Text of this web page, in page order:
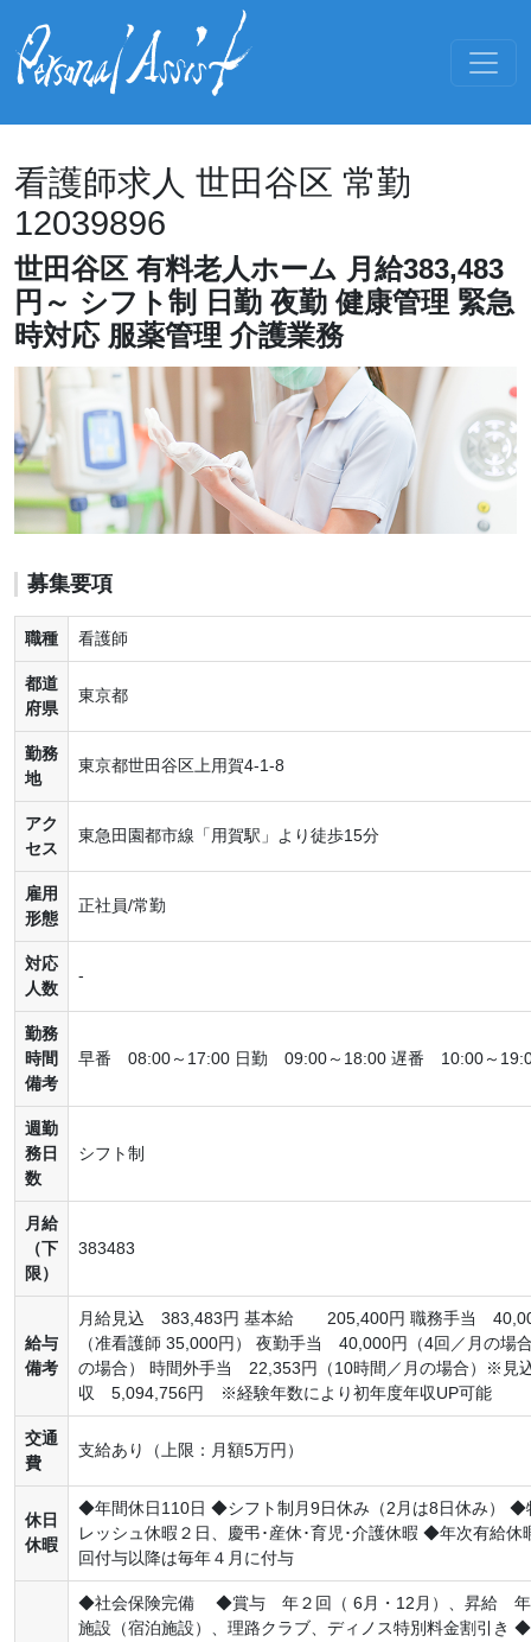
看護師求人 世田谷区 常勤
12039896
世田谷区 有料老人ホーム 月給383,483
円～ シフト制 日勤 夜勤 健康管理 緊急
時対応 服薬管理 介護業務
募集要項
職種 看護師
都道
府県
東京都
勤務
地
東京都世田谷区上用賀4-1-8
アク
セス
東急田園都市線「用賀駅」より徒歩15分
雇用
形態
正社員/常勤
対応
人数
-
勤務
時間
備考
早番 08:00～17:00 日勤 09:00～18:00 遅番 10:00～
週勤
務日
数
シフト制
月給
（下
限）
383483
給与
備考
月給見込 383,483円 基本給 205,400円 職務手当
（准看護師 35,000円） 夜勤手当 40,000円（4回／月の
の場合） 時間外手当 22,353円（10時間／月の場合）※見
収 5,094,756円 ※経験年数により初年度年収UP可能
交通
費
支給あり（上限：月額5万円）
休日
休暇
◆年間休日110日 ◆シフト制月9日休み（2月は8日休み） ◆
レッシュ休暇２日、慶弔･産休･育児･介護休暇 ◆年次有給
回付与以降は毎年４月に付与
◆社会保険完備 ◆賞与 年２回（ 6月・12月）、昇給 年
施設（宿泊施設）、理路クラブ、ディノス特別料金割引き